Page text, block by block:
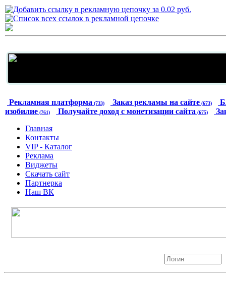
Рекламная платформа (733) Заказ рекламы на сайте (673)
изобилие (761) Получайте доход с монетизации сайта (675)
Главная
Контакты
VIP - Каталог
Реклама
Виджеты
Скачать сайт
Партнерка
Наш ВК